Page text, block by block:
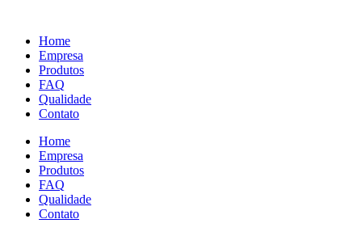
conteúdo
Home
Empresa
Produtos
FAQ
Qualidade
Contato
Home
Empresa
Produtos
FAQ
Qualidade
Contato